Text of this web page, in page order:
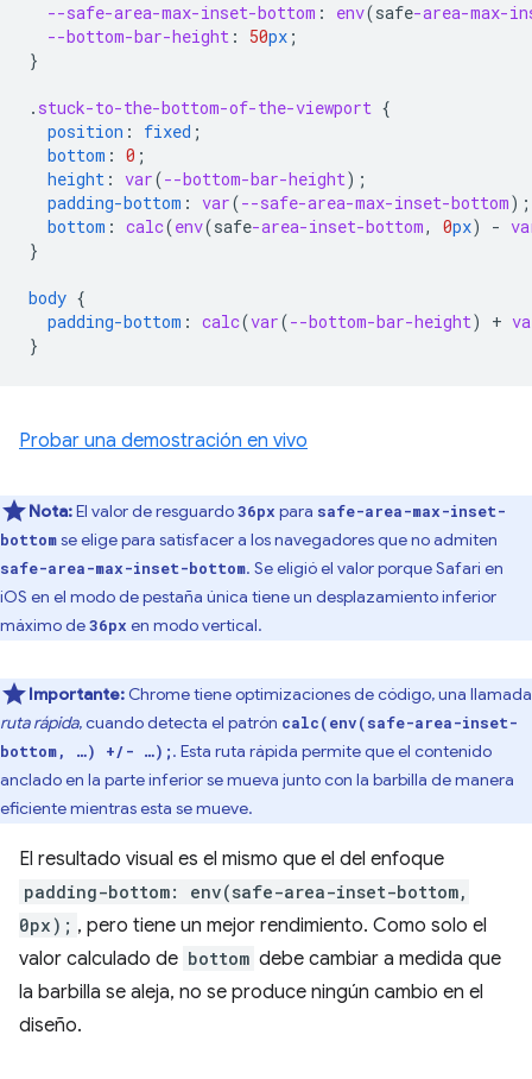
--safe-area-max-inset-bottom : env(safe-area-max-
--bottom-bar-height : 50px ;
}
. stuck-to-the-bottom-of-the-viewport {
position : fixed ;
bottom : 0 ;
height : var(--bottom-bar-height);
padding-bottom : var(--safe-area-max-inset-bottom);
bottom : calc(env(safe-area-inset-bottom, 0px) -
}
body {
padding-bottom : calc(var(--bottom-bar-height) +
}
Probar una demostración en vivo
Nota:El valor de resguardo36px para safe-area-max-inset-
bottomse elige para satisfacer a los navegadores que no admiten
safe-area-max-inset-bottom. Se eligió el valor porque Safari en
iOS en el modo de pestaña única tiene un desplazamiento inferior
máximo de36px en modo vertical.
Importante: Chrome tiene optimizaciones de código, una llamada
ruta rápida, cuando detecta el patrón calc(env(safe-area-inset-
bottom, …) +/- …);. Esta ruta rápida permite que el contenido
anclado en la parte inferior se mueva junto con la barbilla de manera
eficiente mientras esta se mueve.
El resultado visual es el mismo que el del enfoque
padding-bottom: env(safe-area-inset-bottom,
0px); , pero tiene un mejor rendimiento. Como solo el
valor calculado de bottom debe cambiar a medida que
la barbilla se aleja, no se produce ningún cambio en el
diseño.